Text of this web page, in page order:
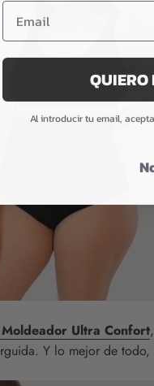
Ultra Confort
Y lo mejor de
QUIERO
Al introducir tu email,